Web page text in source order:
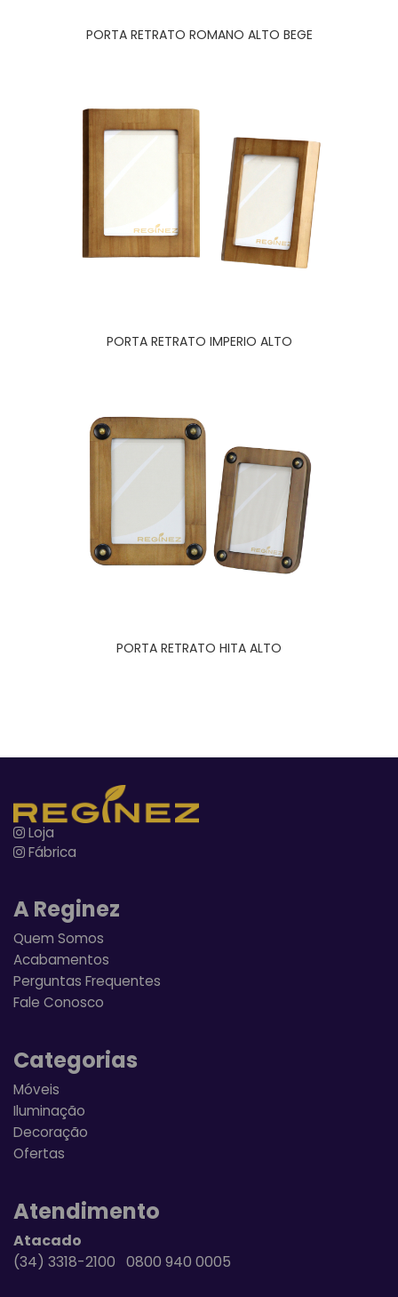
PORTA RETRATO ROMANO ALTO BEGE
PORTA RETRATO IMPERIO ALTO
PORTA RETRATO HITA ALTO
Loja
Fábrica
A Reginez
Quem Somos
Acabamentos
Perguntas Frequentes
Fale Conosco
Categorias
Móveis
Iluminação
Decoração
Ofertas
Atendimento
Atacado
(34) 3318-2100 0800 940 0005